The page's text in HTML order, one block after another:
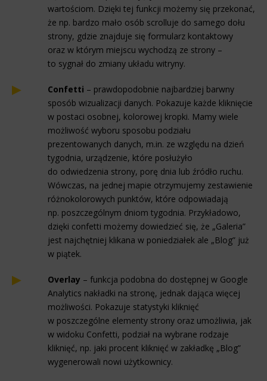
wartościom. Dzięki tej funkcji możemy się przekonać,
że np. bardzo mało osób scrolluje do samego dołu
strony, gdzie znajduje się formularz kontaktowy
oraz w którym miejscu wychodzą ze strony –
to sygnał do zmiany układu witryny.
Confetti – prawdopodobnie najbardziej barwny
sposób wizualizacji danych. Pokazuje każde kliknięcie
w postaci osobnej, kolorowej kropki. Mamy wiele
możliwość wyboru sposobu podziału
prezentowanych danych, m.in. ze względu na dzień
tygodnia, urządzenie, które posłużyło
do odwiedzenia strony, porę dnia lub źródło ruchu.
Wówczas, na jednej mapie otrzymujemy zestawienie
różnokolorowych punktów, które odpowiadają
np. poszczególnym dniom tygodnia. Przykładowo,
dzięki confetti możemy dowiedzieć się, że „Galeria”
jest najchętniej klikana w poniedziałek ale „Blog” już
w piątek.
Overlay – funkcja podobna do dostępnej w Google
Analytics nakładki na stronę, jednak dająca więcej
możliwości. Pokazuje statystyki kliknięć
w poszczególne elementy strony oraz umożliwia, jak
w widoku Confetti, podział na wybrane rodzaje
kliknięć, np. jaki procent kliknięć w zakładkę „Blog”
wygenerowali nowi użytkownicy.